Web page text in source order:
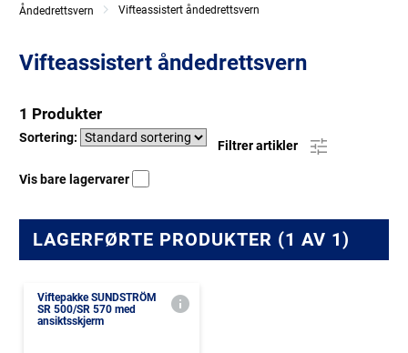
Åndedrettsvern
Vifteassistert åndedrettsvern
Vifteassistert åndedrettsvern
1 Produkter
Sortering:
Filtrer artikler
Vis bare lagervarer
LAGERFØRTE PRODUKTER (1 AV 1)
Viftepakke SUNDSTRÖM
SR 500/SR 570 med
ansiktsskjerm